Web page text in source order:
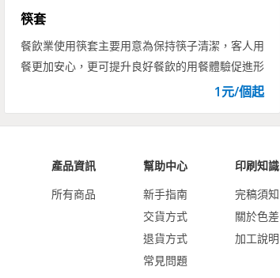
筷套
餐飲業使用筷套主要用意為保持筷子清潔，客人用
餐更加安心，更可提升良好餐飲的用餐體驗促進形
象提升，本商品自推出以來，廣受餐飲業、飯店業
1元/個起
產品資訊
所有商品
幫助中心
新手指南
交貨方式
退貨方式
常見問題
印刷知識
完稿須知
關於色差
加工說明